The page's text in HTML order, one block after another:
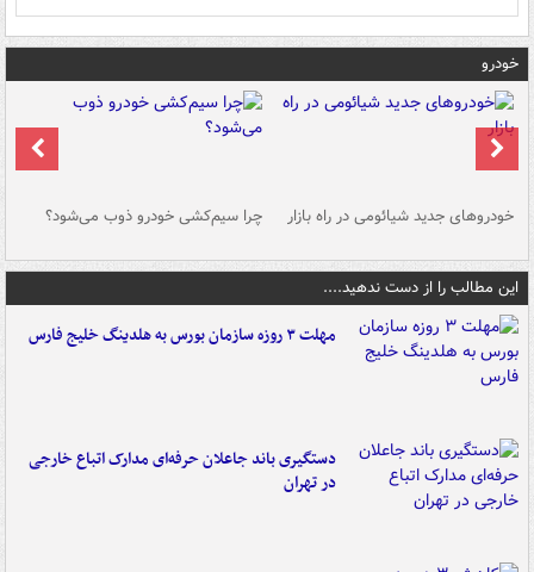
خودرو
خودروهای جدید شیائومی در راه بازار چرا سیم‌کشی خودرو ذوب می‌شود؟
این مطالب را از دست ندهید....
مهلت ۳ روزه سازمان بورس به هلدینگ خلیج فارس
دستگیری باند جاعلان حرفه‌ای مدارک اتباع خارجی
در تهران